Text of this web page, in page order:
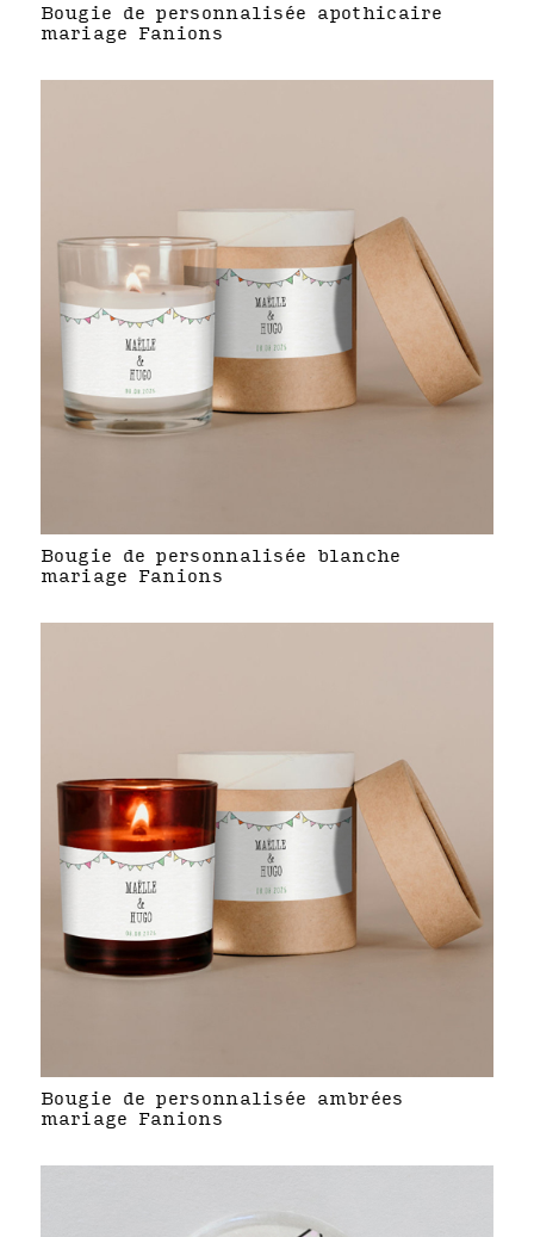
Bougie de personnalisée apothicaire
mariage Fanions
Bougie de personnalisée blanche
mariage Fanions
Bougie de personnalisée ambrées
mariage Fanions